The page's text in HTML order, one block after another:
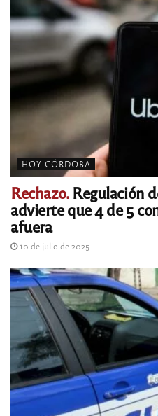
HOY CÓRDOBA
Rechazo.Regulación
advierte que 4 de 5
afuera
10 de julio de 2025